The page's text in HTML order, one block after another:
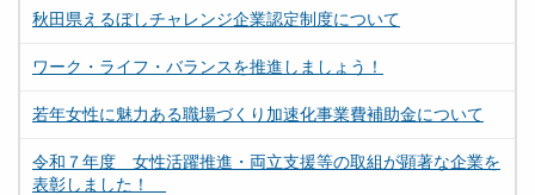
秋田県えるぼしチャレンジ企業認定制度について
ワーク・ライフ・バランスを推進しましょう！
若年女性に魅力ある職場づくり加速化事業費補助金について
令和７年度 女性活躍推進・両立支援等の取組が顕著な企業を
表彰しました！